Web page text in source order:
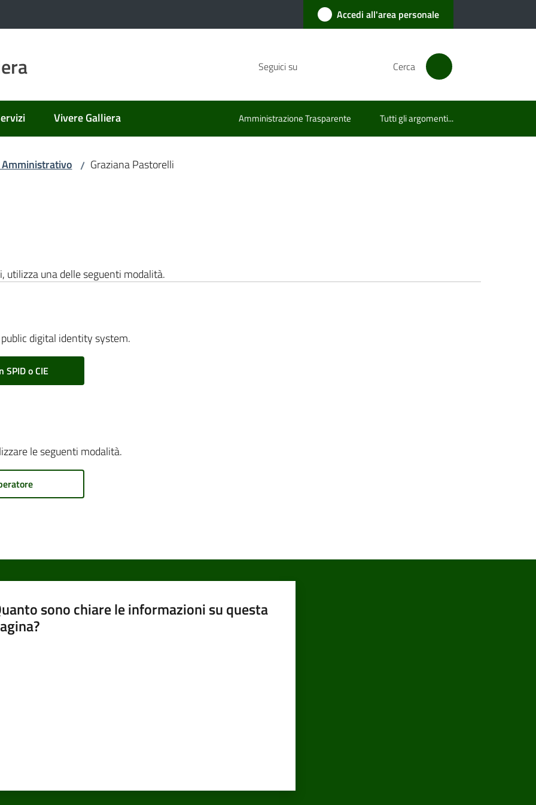
Accedi all'area personale
Seguici su Cerca
Vivere Galliera Amministrazione Trasparente Tutti gli argomenti...
/ Graziana Pastorelli
utilizza una delle seguenti modalità.
digital identity system.
SPID o CIE
le seguenti modalità.
sono chiare le informazioni su questa